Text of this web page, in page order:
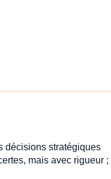
décisions stratégiques
mais avec rigueur ;